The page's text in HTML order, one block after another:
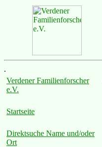
.
Verdener Familienforscher
e.V.
Startseite
Direktsuche Name und/oder
Ort